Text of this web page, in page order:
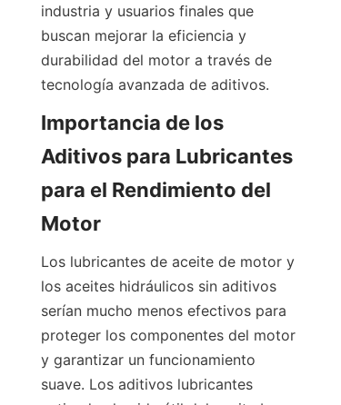
industria y usuarios finales que
buscan mejorar la eficiencia y
durabilidad del motor a través de
Importancia de los
Aditivos para Lubricantes
para el Rendimiento del
Los lubricantes de aceite de motor y
los aceites hidráulicos sin aditivos
serían mucho menos efectivos para
proteger los componentes del motor
y garantizar un funcionamiento
suave. Los aditivos lubricantes